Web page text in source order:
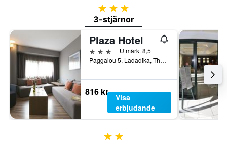
3 stjärnor
3-stjärnor
Plaza Hotel
3 stjärnorUtmärkt 8,5
Paggaiou 5, Ladadika, Thessaloníki, Grekland
816 kr
Visa
erbjudande
2 stjärnor